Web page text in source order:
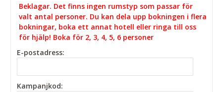
Beklagar. Det finns ingen rumstyp som passar för
valt antal personer. Du kan dela upp bokningen i flera
bokningar, boka ett annat hotell eller ringa till oss
för hjälp! Boka för 2, 3, 4, 5, 6 personer
E-postadress:
Kampanjkod: